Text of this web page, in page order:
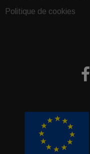
Politique de cookies
